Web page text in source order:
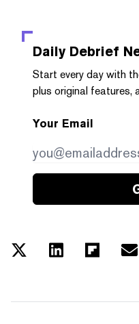
Daily Debrief
Start every day with
plus original features,
Your Email